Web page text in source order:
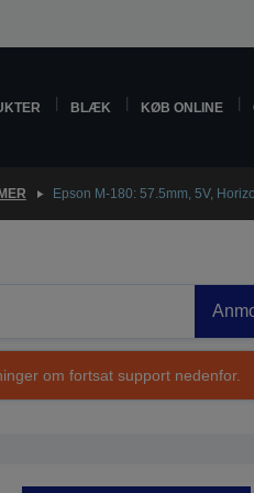
BLÆK KØB ONLINE
Epson M-180: 57.5mm, 5V,
om fortsat support nedenfor.